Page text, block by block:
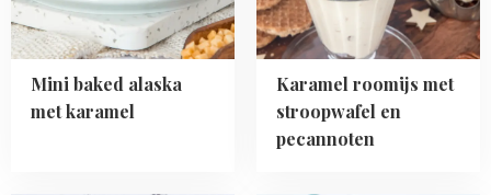
Mini baked alaska
met karamel
Karamel roomijs met
stroopwafel en
pecannoten
pecannoten